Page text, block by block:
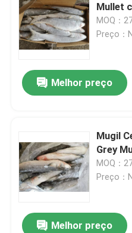
Mullet
MOQ：
Preço：
Melhor preço
Mugil
Grey
MOQ：
Preço：
Melhor preço